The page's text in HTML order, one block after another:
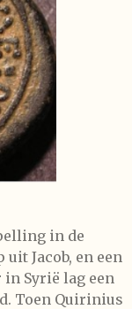
in de
Jacob, en een
Syrië lag een
Toen Quirinius